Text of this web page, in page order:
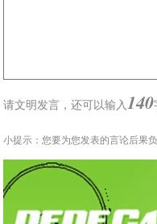
请文明发言，还可以输入 140
小提示：您要为您发表的言论后果